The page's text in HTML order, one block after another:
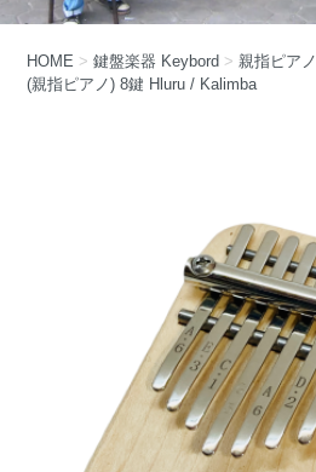
HOME >鍵盤楽器 Keybord > 親指ピアノ
(親指ピアノ) 8鍵 Hluru / Kalimba